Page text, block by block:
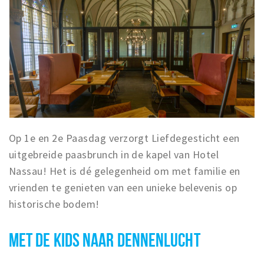
Op 1e en 2e Paasdag verzorgt Liefdegesticht een
uitgebreide paasbrunch in de kapel van Hotel
Nassau! Het is dé gelegenheid om met familie en
vrienden te genieten van een unieke belevenis op
historische bodem!
MET DE KIDS NAAR DENNENLUCHT